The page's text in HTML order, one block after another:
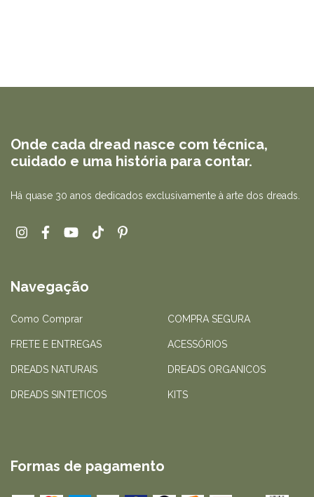
Onde cada dread nasce com técnica,
cuidado e uma história para contar.
Há quase 30 anos dedicados exclusivamente à arte dos dreads.
Navegação
Como Comprar COMPRA SEGURA
FRETE E ENTREGAS ACESSÓRIOS
DREADS NATURAIS DREADS ORGANICOS
DREADS SINTETICOS KITS
Formas de pagamento